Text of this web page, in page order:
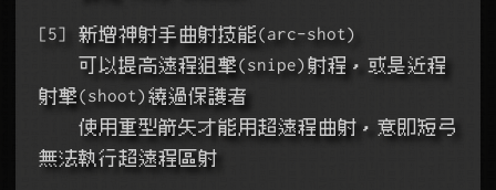
[5] 新增神射手曲射技能(arc-shot)
射擊(shoot)繞過保護者
無法執行超遠程區射